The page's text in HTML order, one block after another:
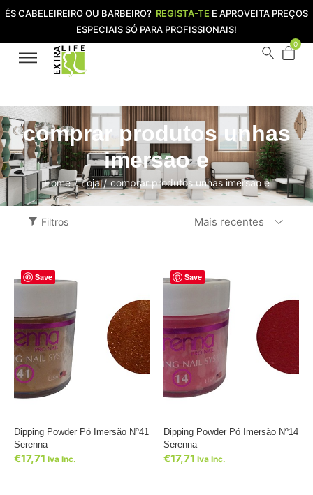
ÉS CABELEIREIRO OU BARBEIRO? REGISTA-TE E APROVEITA PREÇOS
ESPECIAIS SÓ PARA PROFISSIONAIS!
0
comprar produtos unhas
imersao e
Home / Loja / comprar produtos unhas imersao e
Filtros Mais recentes
Save
Dipping Powder Pó Imersão Nº41
Serenna
€17,71 Iva Inc.
Save
Dipping Powder Pó Imersão Nº14
Serenna
€17,71 Iva Inc.